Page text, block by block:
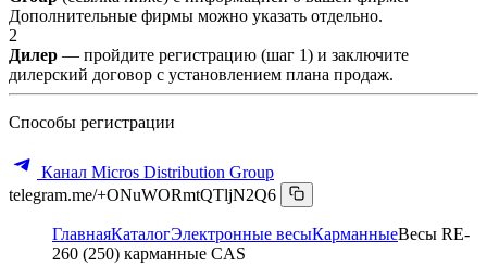
Дополнительные фирмы можно указать отдельно.
2
Дилер — пройдите регистрацию (шаг 1) и заключите
дилерский договор с установлением плана продаж.
Способы регистрации
Канал Micros Distribution Group
telegram.me/+ONuWORmtQTljN2Q6
ГлавнаяКаталогЭлектронные весыКарманныеВесы RE-
260 (250) карманные CAS